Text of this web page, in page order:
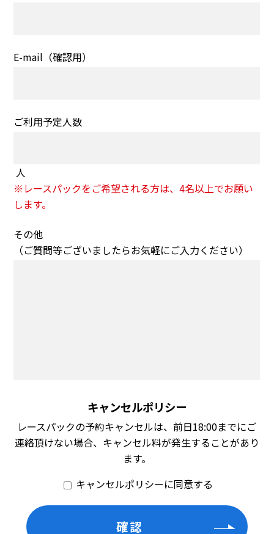
E-mail（確認用）
ご利用予定人数
人
※レースパックをご希望される方は、4名以上でお願い
します。
その他
（ご質問等ございましたらお気軽にご入力ください）
キャンセルポリシー
レースパックの予約キャンセルは、前日18:00までにご
連絡頂けない場合、キャンセル料が発生することがあり
ます。
キャンセルポリシーに同意する